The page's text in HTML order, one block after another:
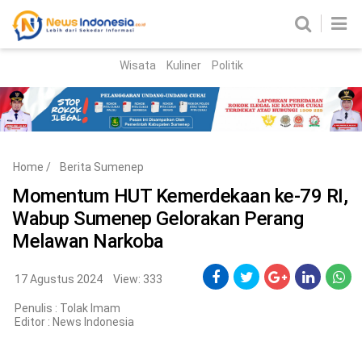
Parlemen
Nasional
Korupsi
Wisata Kuliner Politik
Home / Berita Sumenep
Momentum HUT Kemerdekaan ke-79 RI,
Wabup Sumenep Gelorakan Perang
Melawan Narkoba
17 Agustus 2024 View: 333
Penulis : Tolak Imam
Editor : News Indonesia